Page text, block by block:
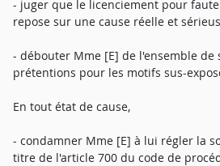
- juger que le licenciement pour
repose sur une cause réelle et
- débouter Mme [E] de l'ensemble de
prétentions pour les motifs sus-
En tout état de cause,
- condamner Mme [E] à lui régler la
titre de l'article 700 du code de